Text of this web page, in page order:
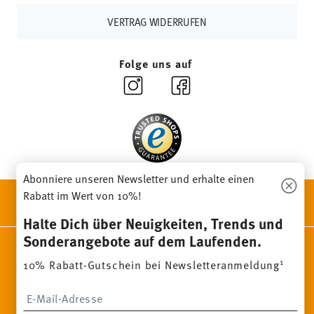
hier einsehen.
VERTRAG WIDERRUFEN
Folge uns auf
ENTDECKE UNSERE MARKEN
Homepage AGB Datenschutzhinweise
Impressum
Cookie-Einwilligung ändern
Sie können den Code bei Ihrem nächsten Einkauf direkt im
Bestellprozess eingeben. Eine Kombination mit anderen
Abonniere unseren Newsletter und erhalte einen
Rabatt im Wert von 10%!
Halte Dich über Neuigkeiten, Trends und
Sonderangebote auf dem Laufenden.
10% Rabatt-Gutschein bei Newsletteranmeldung1